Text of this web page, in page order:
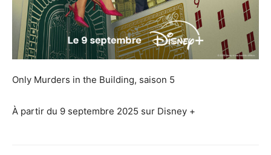
Only Murders in the Building, saison 5
À partir du 9 septembre 2025 sur Disney +